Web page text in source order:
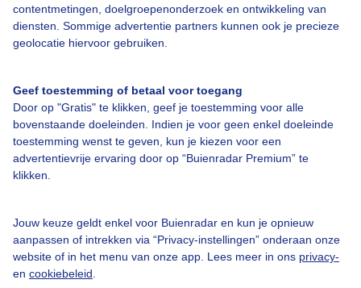
contentmetingen, doelgroepenonderzoek en ontwikkeling van
diensten. Sommige advertentie partners kunnen ook je precieze
geolocatie hiervoor gebruiken.
Geef toestemming of betaal voor toegang
Door op "Gratis" te klikken, geef je toestemming voor alle
bovenstaande doeleinden. Indien je voor geen enkel doeleinde
toestemming wenst te geven, kun je kiezen voor een
advertentievrije ervaring door op “Buienradar Premium” te
klikken.
Jouw keuze geldt enkel voor Buienradar en kun je opnieuw
aanpassen of intrekken via “Privacy-instellingen” onderaan onze
website of in het menu van onze app. Lees meer in ons privacy-
en cookiebeleid
Bekijk slideshow
Een moment geduld aub...
Over Buienradar